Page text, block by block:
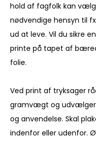
hold af fagfolk kan
nødvendige hensyn til
ud at leve. Vil du sikre
printe på tapet af
folie.
Ved print af tryksager
gramvægt og udvælger
og anvendelse. Skal
indenfor eller udenfor.